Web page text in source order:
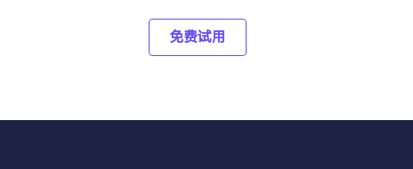
免费试用